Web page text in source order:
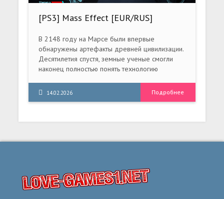
будьте готовы к жарким битвам и тяжелым
потерям. Выполняйте задания командования,
улучшайте боевые характеристики своего
танка — делайте все, чтобы спасти мир от
«коричневой чумы»!
[PS3] Mass Effect [EUR/RUS]
[Repack]
В 2148 году на Марсе были впервые
обнаружены артефакты древней цивилизации.
Десятилетия спустя, земные ученые смогли
наконец полностью понять технологию
прорыв в технологическом развитии нашей
14.02.2026 Подробнее